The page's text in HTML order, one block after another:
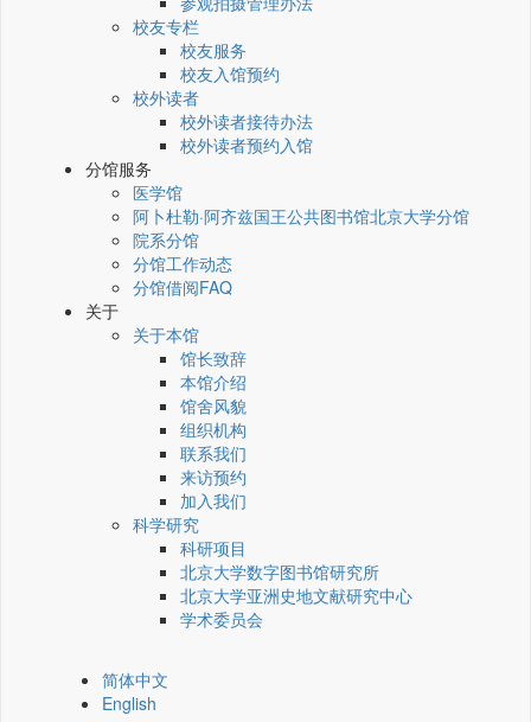
校友专栏
校友服务
校友入馆预约
校外读者
校外读者接待办法
校外读者预约入馆
分馆服务
医学馆
阿卜杜勒·阿齐兹国王公共图书馆北京大学分馆
院系分馆
分馆工作动态
分馆借阅FAQ
关于
关于本馆
馆长致辞
本馆介绍
馆舍风貌
组织机构
联系我们
来访预约
加入我们
科学研究
科研项目
北京大学数字图书馆研究所
北京大学亚洲史地文献研究中心
学术委员会
简体中文
English